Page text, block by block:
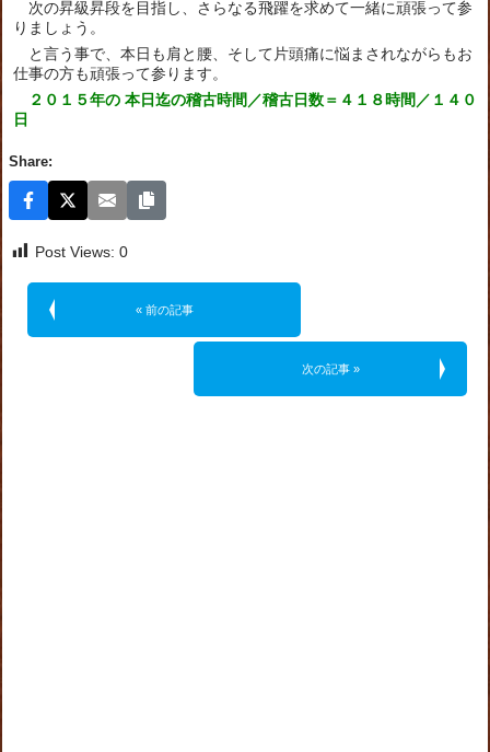
次の昇級昇段を目指し、さらなる飛躍を求めて一緒に頑張って参
りましょう。
と言う事で、本日も肩と腰、そして片頭痛に悩まされながらもお
仕事の方も頑張って参ります。
２０１５年の 本日迄の稽古時間／稽古日数＝４１８時間／１４０
日
Share:
Post Views: 0
« 前の記事
次の記事 »